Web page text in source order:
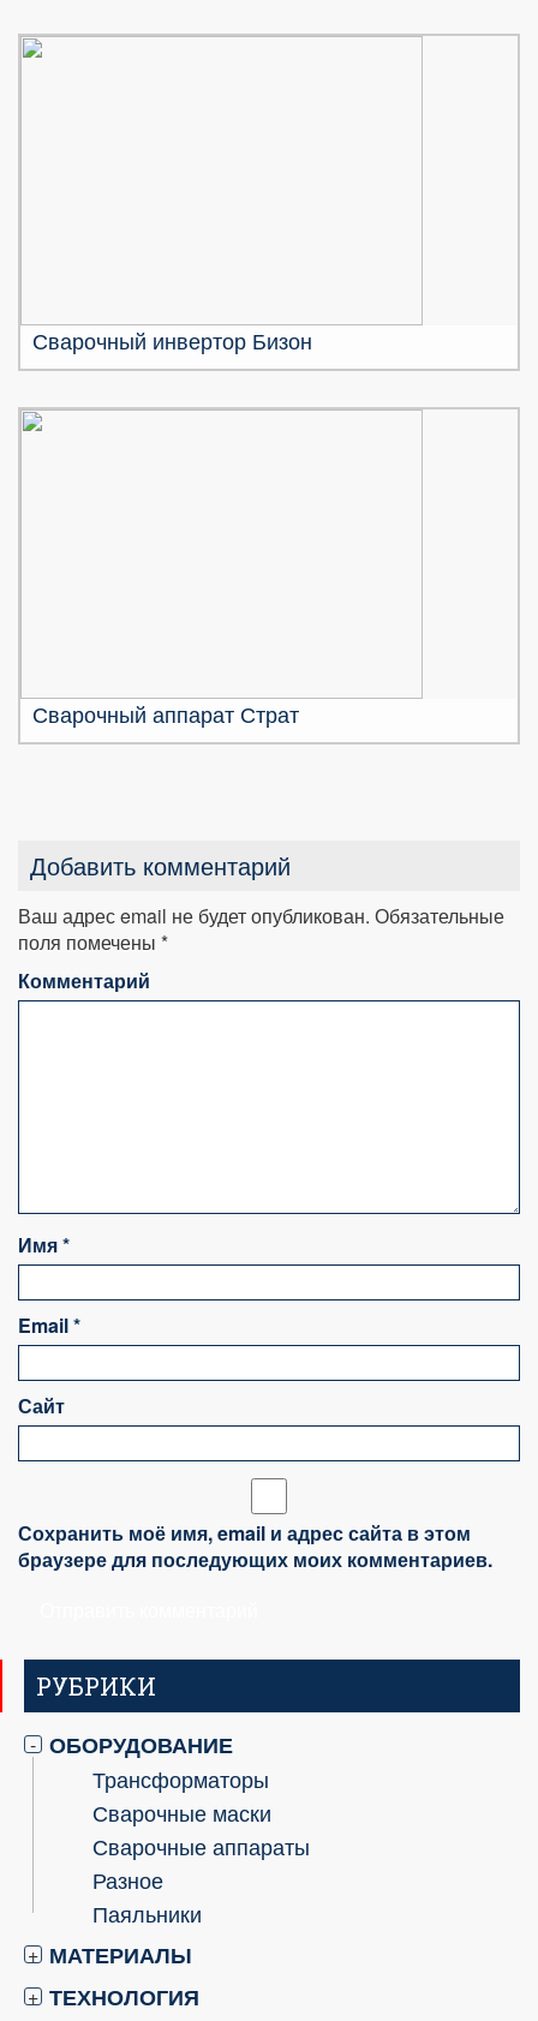
Сварочный инвертор Бизон
Сварочный аппарат Страт
Добавить комментарий
Ваш адрес email не будет опубликован. Обязательные
поля помечены *
Комментарий
Имя*
Email*
Сайт
Сохранить моё имя, email и адрес сайта в этом
браузере для последующих моих комментариев.
РУБРИКИ
- ОБОРУДОВАНИЕ
Трансформаторы
Сварочные маски
Сварочные аппараты
Разное
Паяльники
+ МАТЕРИАЛЫ
+ ТЕХНОЛОГИЯ